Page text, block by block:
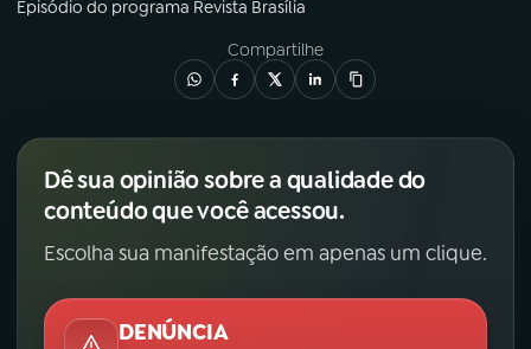
Episódio do programa Revista Brasília
Compartilhe
Dê sua opinião sobre a qualidade do
conteúdo que você acessou.
Escolha sua manifestação em apenas um clique.
DENÚNCIA